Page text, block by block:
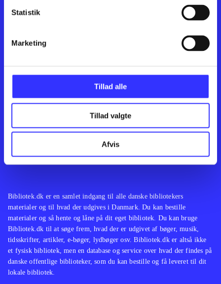
Statistik
Marketing
Tillad alle
Tillad valgte
Afvis Feedback
Bibliotek.dk er en samlet indgang til alle danske bibliotekers
materialer og til hvad der udgives i Danmark. Du kan bestille
materialer og så hente og låne på dit eget bibliotek. Du kan bruge
Bibliotek.dk til at søge frem, hvad der er udgivet af bøger, musik,
tidsskrifter, artikler, e-bøger, lydbøger osv. Bibliotek.dk er altså ikke
et fysisk bibliotek, men en database og service over hvad der findes på
danske offentlige biblioteker, som du kan bestille og få leveret til dit
lokale bibliotek.
Kontakt os
English
Artikler
Film
Musik
Noder